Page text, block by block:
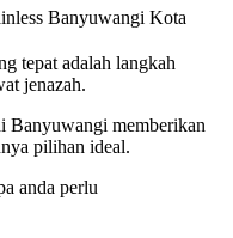
tepat adalah langkah
jenazah.
Banyuwangi memberikan
pilihan ideal.
anda perlu